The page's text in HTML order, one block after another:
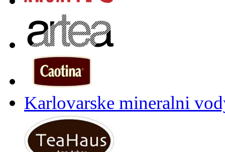
Karlovarske mineralni